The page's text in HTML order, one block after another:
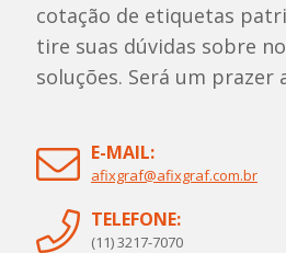
cotação de etiquetas
tire suas dúvidas sobre
soluções. Será um prazer
E-MAIL:
afixgraf@afixgraf.com.br
TELEFONE:
(11) 3217-7070